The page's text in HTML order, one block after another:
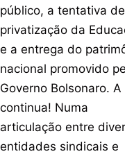
público, a tentativa de
privatização da
e a entrega do
nacional promovido
Governo Bolsonaro. A
continua! Numa
articulação entre
entidades sindicais e